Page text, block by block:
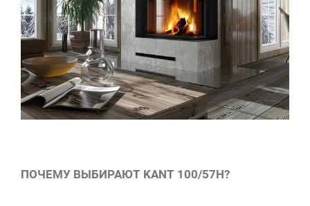
ПОЧЕМУ ВЫБИРАЮТ KANT 100/57H?